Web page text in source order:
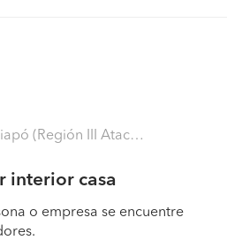
(Región III Atacama - Copiapó)
interior casa
o empresa se encuentre